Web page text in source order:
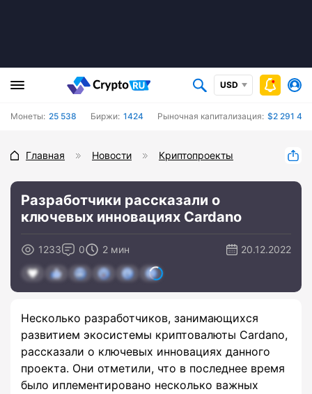
USD
Монеты: 25 538 Биржи: 1424 Рыночная капитализация: $2 291
Главная Новости Криптопроекты
Разработчики рассказали о
ключевых инновациях Cardano
1233 0 2 мин 20.12.2022
Несколько разработчиков, занимающихся
развитием экосистемы криптовалюты Cardano,
рассказали о ключевых инновациях данного
проекта. Они отметили, что в последнее время
было иплементировано несколько важных